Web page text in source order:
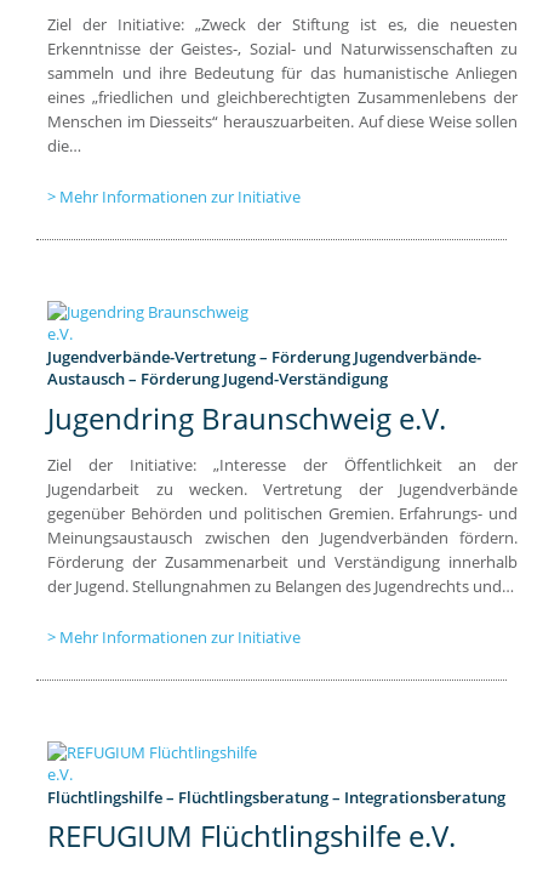
Ziel der Initiative: „Zweck der Stiftung ist es, die neuesten
Erkenntnisse der Geistes-, Sozial- und Naturwissenschaften zu
sammeln und ihre Bedeutung für das humanistische Anliegen
eines „friedlichen und gleichberechtigten Zusammenlebens der
Menschen im Diesseits“ herauszuarbeiten. Auf diese Weise sollen
die…
Mehr Informationen zur Initiative
Jugendverbände-Vertretung – Förderung Jugendverbände-
Austausch – Förderung Jugend-Verständigung
Jugendring Braunschweig e.V.
Ziel der Initiative: „Interesse der Öffentlichkeit an der
Jugendarbeit zu wecken. Vertretung der Jugendverbände
gegenüber Behörden und politischen Gremien. Erfahrungs- und
Meinungsaustausch zwischen den Jugendverbänden fördern.
Förderung der Zusammenarbeit und Verständigung innerhalb
der Jugend. Stellungnahmen zu Belangen des Jugendrechts und…
Mehr Informationen zur Initiative
Flüchtlingshilfe – Flüchtlingsberatung – Integrationsberatung
REFUGIUM Flüchtlingshilfe e.V.